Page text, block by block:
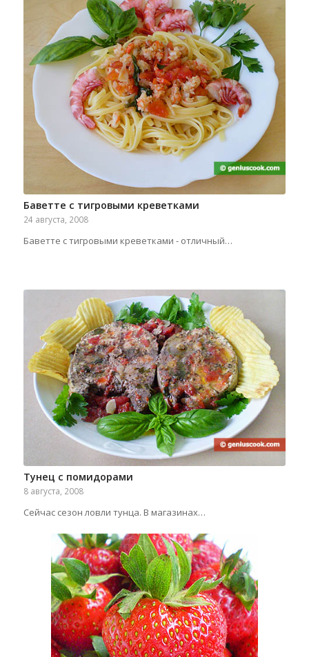
Баветте с тигровыми креветками
24 августа, 2008
Баветте с тигровыми креветками - отличный…
Тунец с помидорами
8 августа, 2008
Сейчас сезон ловли тунца. В магазинах…